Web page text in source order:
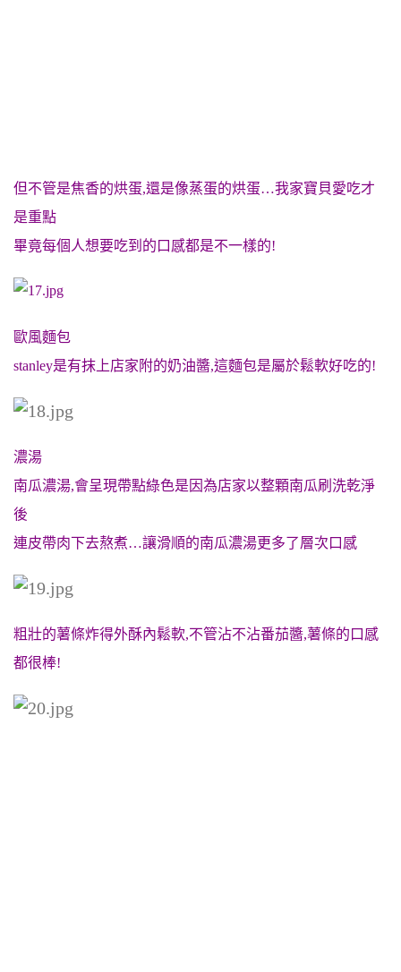
但不管是焦香的烘蛋,還是像蒸蛋的烘蛋…我家寶貝愛吃才
是重點
畢竟每個人想要吃到的口感都是不一樣的!
歐風麵包
stanley是有抹上店家附的奶油醬,這麵包是屬於鬆軟好吃的!
濃湯
南瓜濃湯,會呈現帶點綠色是因為店家以整顆南瓜刷洗乾淨
後
連皮帶肉下去熬煮…讓滑順的南瓜濃湯更多了層次口感
粗壯的薯條炸得外酥內鬆軟,不管沾不沾番茄醬,薯條的口感
都很棒!